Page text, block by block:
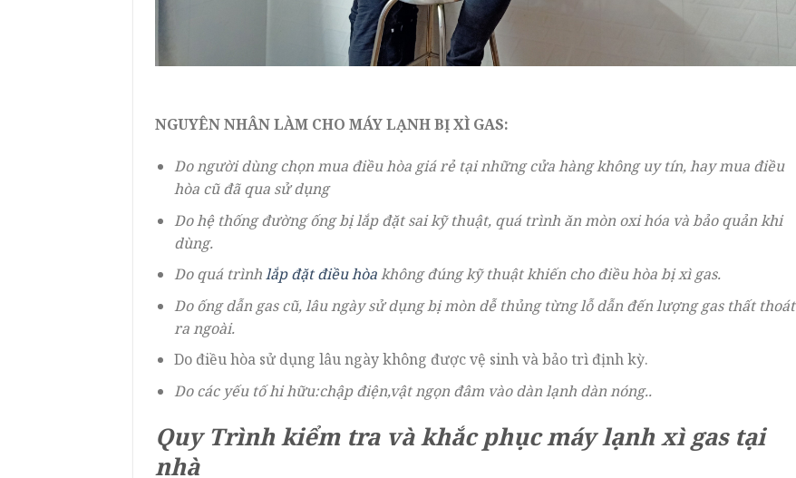
NGUYÊN NHÂN LÀM CHO MÁY LẠNH BỊ XÌ GAS:
Do người dùng chọn mua điều hòa giá rẻ tại những cửa hàng không uy tín, hay mua điều
hòa cũ đã qua sử dụng
Do hệ thống đường ống bị lắp đặt sai kỹ thuật, quá trình ăn mòn oxi hóa và bảo quản khi
dùng.
Do quá trìnhlắp đặt điều hòakhông đúng kỹ thuật khiến cho điều hòa bị xì gas.
Do ống dẫn gas cũ, lâu ngày sử dụng bị mòn dễ thủng từng lỗ dẫn đến lượng gas thất thoát
ra ngoài.
Do điều hòa sử dụng lâu ngày không được vệ sinh và bảo trì định kỳ.
Do các yếu tố hi hữu:chập điện,vật ngọn đâm vào dàn lạnh dàn nóng..
Quy Trình kiểm tra và khắc phục máy lạnh xì gas tại
nhà